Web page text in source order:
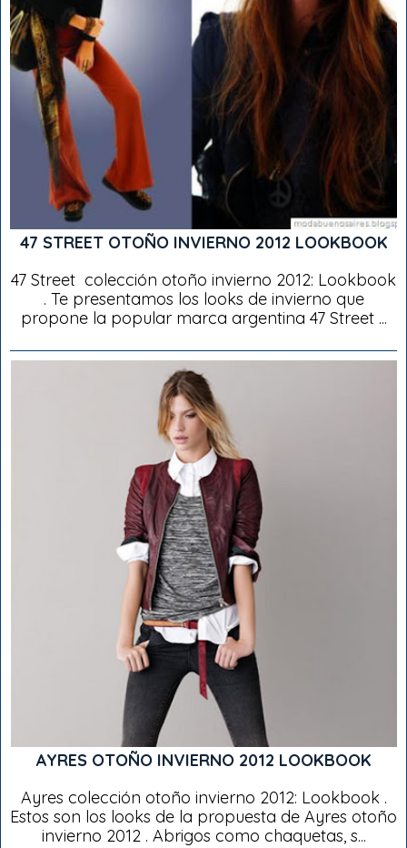
47 STREET OTOÑO INVIERNO 2012 LOOKBOOK
47 Street colección otoño invierno 2012: Lookbook
. Te presentamos los looks de invierno que
propone la popular marca argentina 47 Street ...
AYRES OTOÑO INVIERNO 2012 LOOKBOOK
Ayres colección otoño invierno 2012: Lookbook .
Estos son los looks de la propuesta de Ayres otoño
invierno 2012 . Abrigos como chaquetas, s...